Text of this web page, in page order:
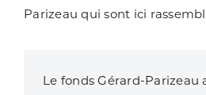
Parizeau qui sont ici
Le fonds Gérard-Parizeau